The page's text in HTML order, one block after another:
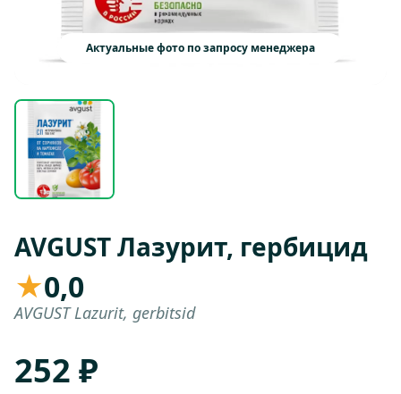
Актуальные фото по запросу менеджера
AVGUST Лазурит, гербицид
★0,0
AVGUST Lazurit, gerbitsid
252 ₽